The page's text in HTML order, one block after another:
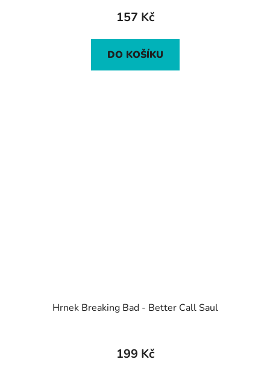
157 Kč
DO KOŠÍKU
Hrnek Breaking Bad - Better Call Saul
199 Kč